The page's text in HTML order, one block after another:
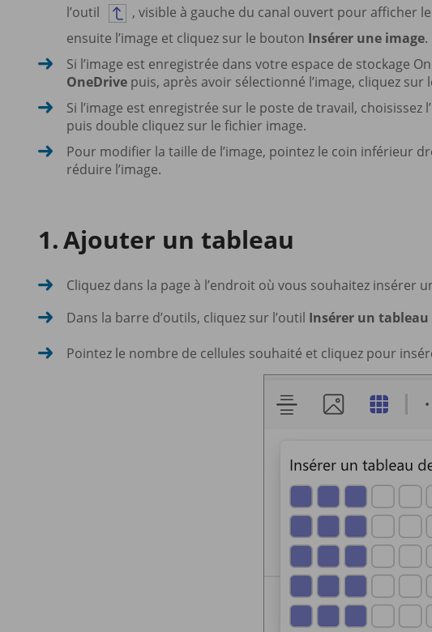
l’outil
, visible à gauche du canal ouvert pour afficher
ensuite l’image et cliquez sur le bouton Insérer une image.
Si l’image est enregistrée dans votre espace de stockage
OneDrive puis, après avoir sélectionné l’image, cliquez sur
Si l’image est enregistrée sur le poste de travail, choisissez
puis double cliquez sur le fichier image.
Pour modifier la taille de l’image, pointez le coin inférieur
réduire l’image.
Ajouter un tableau
Cliquez dans la page à l’endroit où vous souhaitez insérer
Dans la barre d’outils, cliquez sur l’outil Insérer un tableau
Pointez le nombre de cellules souhaité et cliquez pour